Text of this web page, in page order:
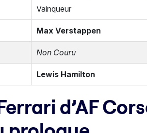
Vainqueur
Max Verstappen
Non Couru
Lewis Hamilton
d’AF